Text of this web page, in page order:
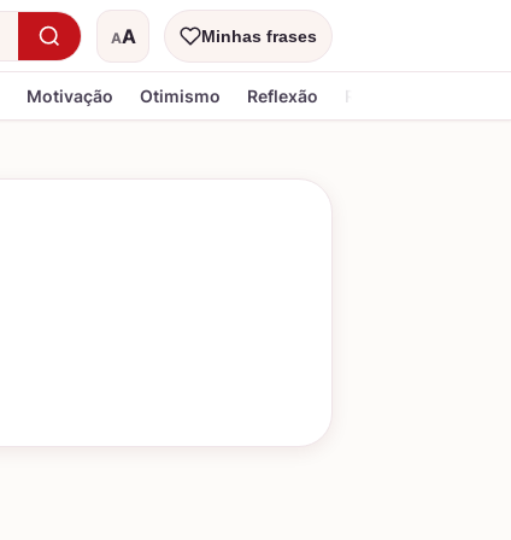
AA
Tamanho do textoMinhas frases
Motivação Otimismo Reflexão Religiosa